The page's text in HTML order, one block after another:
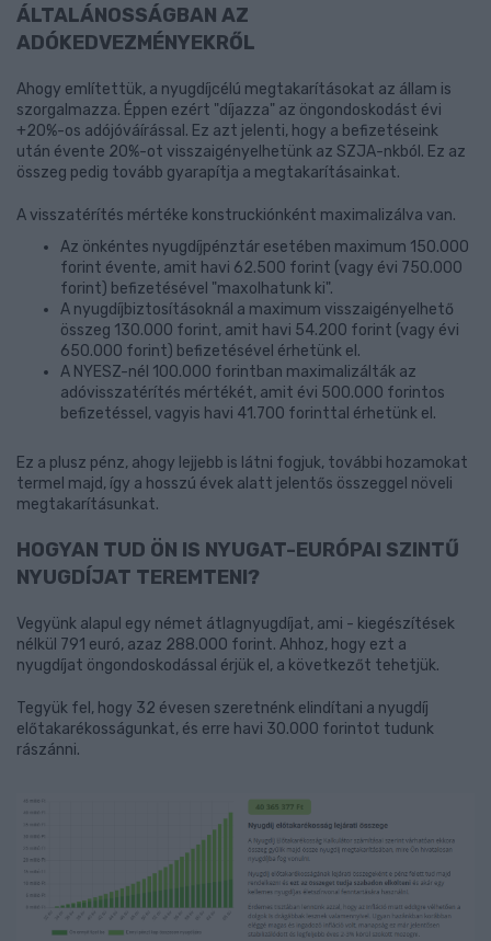
ÁLTALÁNOSSÁGBAN AZ
ADÓKEDVEZMÉNYEKRŐL
Ahogy említettük, a nyugdíjcélú megtakarításokat az állam is
szorgalmazza. Éppen ezért "díjazza" az öngondoskodást évi
+20%-os adójóváírással. Ez azt jelenti, hogy a befizetéseink
után évente 20%-ot visszaigényelhetünk az SZJA-nkból. Ez az
összeg pedig tovább gyarapítja a megtakarításainkat.
A visszatérítés mértéke konstruckiónként maximalizálva van.
Az önkéntes nyugdíjpénztár esetében maximum 150.000
forint évente, amit havi 62.500 forint (vagy évi 750.000
forint) befizetésével "maxolhatunk ki".
A nyugdíjbiztosításoknál a maximum visszaigényelhető
összeg 130.000 forint, amit havi 54.200 forint (vagy évi
650.000 forint) befizetésével érhetünk el.
A NYESZ-nél 100.000 forintban maximalizálták az
adóvisszatérítés mértékét, amit évi 500.000 forintos
befizetéssel, vagyis havi 41.700 forinttal érhetünk el.
Ez a plusz pénz, ahogy lejjebb is látni fogjuk, további hozamokat
termel majd, így a hosszú évek alatt jelentős összeggel növeli
megtakarításunkat.
HOGYAN TUD ÖN IS NYUGAT-EURÓPAI SZINTŰ
NYUGDÍJAT TEREMTENI?
Vegyünk alapul egy német átlagnyugdíjat, ami - kiegészítések
nélkül 791 euró, azaz 288.000 forint. Ahhoz, hogy ezt a
nyugdíjat öngondoskodással érjük el, a következőt tehetjük.
Tegyük fel, hogy 32 évesen szeretnénk elindítani a nyugdíj
előtakarékosságunkat, és erre havi 30.000 forintot tudunk
rászánni.